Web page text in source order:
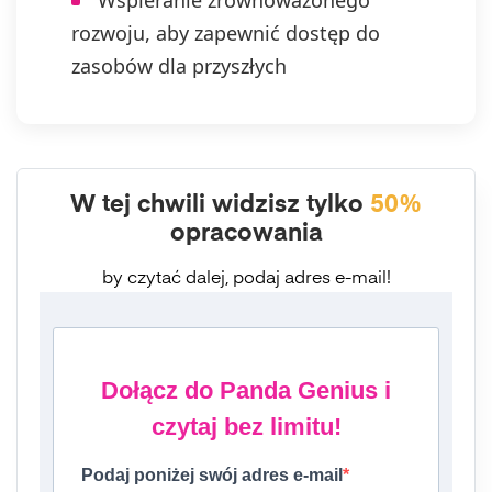
rozwoju, aby zapewnić dostęp do
zasobów dla przyszłych
W tej chwili widzisz tylko 50%
opracowania
by czytać dalej, podaj adres e-mail!
Dołącz do Panda Genius i
czytaj bez limitu!
Podaj poniżej swój adres e-mail